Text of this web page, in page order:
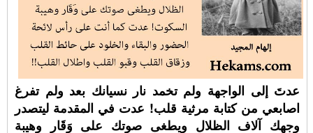
عدتَ إلى الواجهة ولم تخمد نار نسيانك بعد ولم تفرغ
اصابعي من كتابة مرثية قلب! عدت في المقدمة ليتصدر
وجهك آلاف الظلال ويطغى صوتك على وَقَار وهيبة